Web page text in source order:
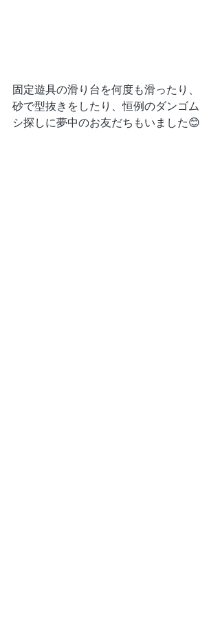
固定遊具の滑り台を何度も滑ったり、
砂で型抜きをしたり、恒例のダンゴム
シ探しに夢中のお友だちもいました😊